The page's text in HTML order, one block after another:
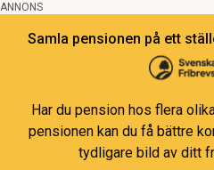
ANNONS
Samla pensionen på ett
Har du pension hos flera
pensionen kan du få bättre
tydligare bild av ditt